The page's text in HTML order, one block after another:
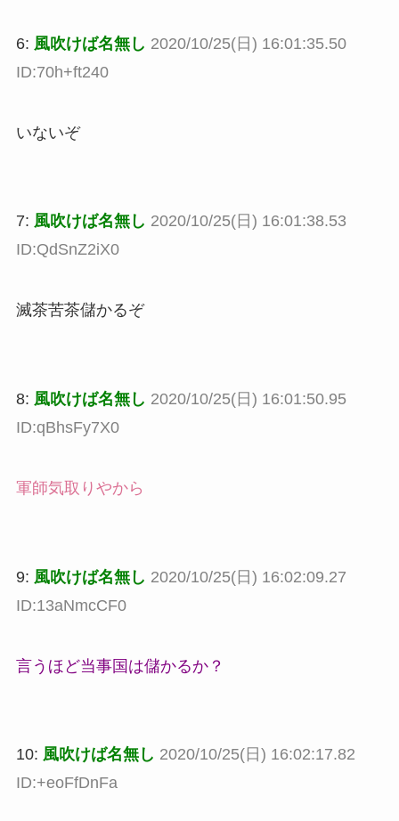
6: 風吹けば名無し 2020/10/25(日) 16:01:35.50
ID:70h+ft240
いないぞ
7: 風吹けば名無し 2020/10/25(日) 16:01:38.53
ID:QdSnZ2iX0
滅茶苦茶儲かるぞ
8: 風吹けば名無し 2020/10/25(日) 16:01:50.95
ID:qBhsFy7X0
軍師気取りやから
9: 風吹けば名無し 2020/10/25(日) 16:02:09.27
ID:13aNmcCF0
言うほど当事国は儲かるか？
10: 風吹けば名無し 2020/10/25(日) 16:02:17.82
ID:+eoFfDnFa